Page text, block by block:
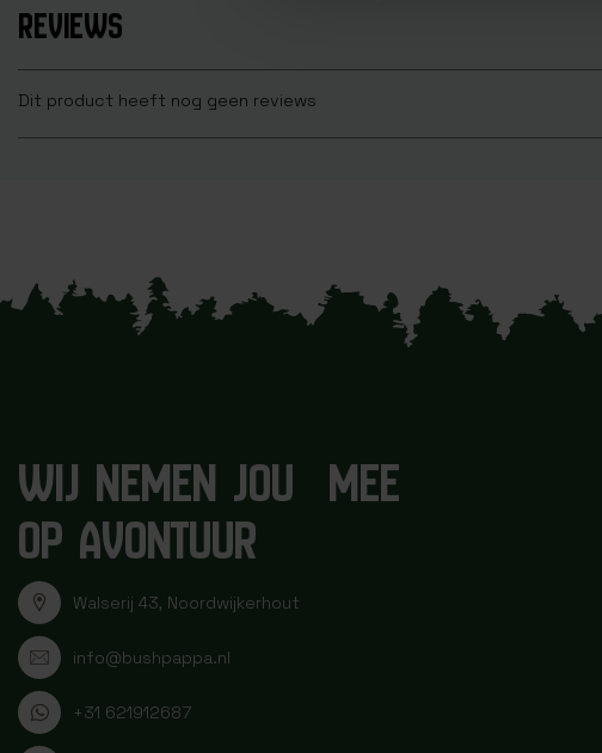
REVIEWS
Dit product heeft nog geen reviews
WIJ NEMEN JOU MEE
OP AVONTUUR
Walserij 43, Noordwijkerhout
info@bushpappa.nl
+31 621912687